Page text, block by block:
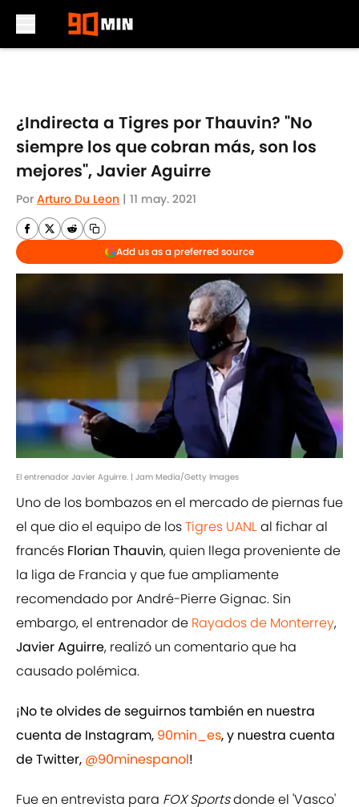
¿Indirecta a Tigres por Thauvin? "No
siempre los que cobran más, son los
mejores", Javier Aguirre
Por Arturo Du Leon | 11 may. 2021
Add us as a preferred source
El entrenador Javier Aguirre. | Jam Media/Getty Images
Uno de los bombazos en el mercado de piernas fue
el que dio el equipo de losTigres UANLal fichar al
francés Florian Thauvin, quien llega proveniente de
la liga de Francia y que fue ampliamente
recomendado por André-Pierre Gignac. Sin
embargo, el entrenador de Rayados de Monterrey,
Javier Aguirre, realizó un comentario que ha
causado polémica.
¡No te olvides de seguirnos también en nuestra
cuenta de Instagram, 90min_es, y nuestra cuenta
de Twitter, @90minespanol!
Fue en entrevista para FOX Sportsdonde el 'Vasco'